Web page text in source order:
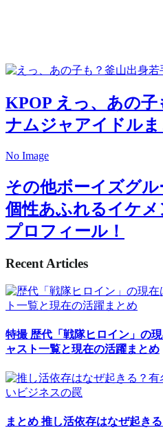
KPOP えっ、あの子
ナムジャアイドル
No Image
その他ボーイズグル
個性あふれるイケ
プロフィール！
Recent Articles
特撮 歴代「戦隊ヒロイン」の
ャスト一覧と現在の活躍まとめ
まとめ 推し活依存はなぜ起き